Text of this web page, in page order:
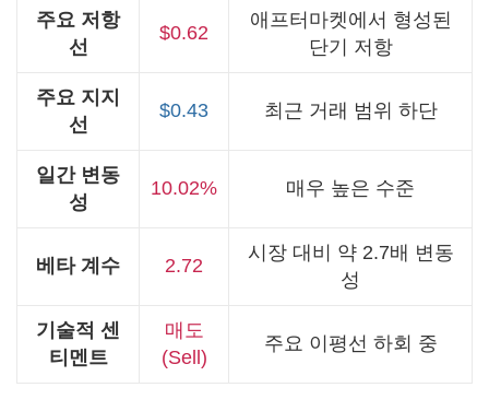
주요 저항
선
$0.62
애프터마켓에서 형성된
단기 저항
주요 지지
선
$0.43 최근 거래 범위 하단
일간 변동
성
10.02% 매우 높은 수준
베타 계수 2.72
시장 대비 약 2.7배 변동
성
기술적 센
티멘트
매도
(Sell)
주요 이평선 하회 중